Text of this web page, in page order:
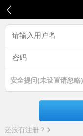
安全提问(未设置请忽略)
还没有注册？